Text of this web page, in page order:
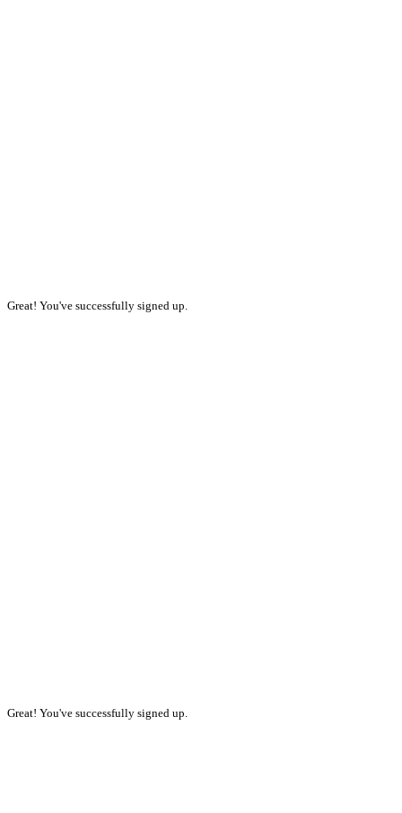
Great! You've successfully signed up.
Great! You've successfully signed up.